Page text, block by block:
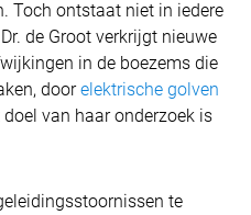
Toch ontstaat niet in iedere
de Groot verkrijgt nieuwe
in de boezems die
doorelektrische golven
doel van haar onderzoek is
te